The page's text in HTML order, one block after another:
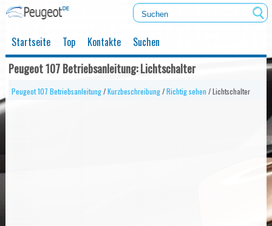
Startseite Top Kontakte Suchen
Peugeot 107 Betriebsanleitung: Lichtschalter
Peugeot 107 Betriebsanleitung/Kurzbeschreibung/Richtig sehen / Lichtschalter